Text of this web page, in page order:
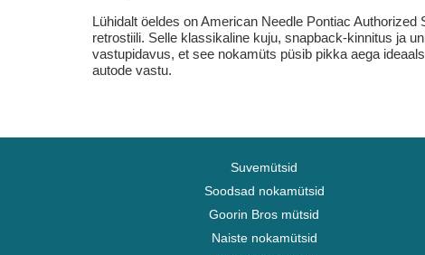
Lühidalt öeldes on American Needle Pontiac
retrostiili. Selle klassikaline kuju, snapback-kinnitus ja
vastupidavus, et see nokamüts püsib pikka aega
autode vastu.
Suvemütsid
Soodsad nokamütsid
Goorin Bros mütsid
Naiste nokamütsid